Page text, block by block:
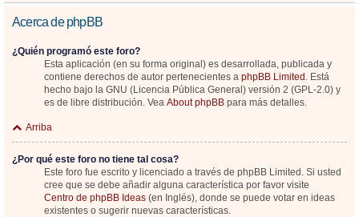
Acerca de phpBB
¿Quién programó este foro?
Esta aplicación (en su forma original) es desarrollada, publicada y
contiene derechos de autor pertenecientes a phpBB Limited . Está
hecho bajo la GNU (Licencia Pública General) versión 2 (GPL-2.0) y
es de libre distribución. Vea About phpBB para más detalles.
Arriba
¿Por qué este foro no tiene tal cosa?
Este foro fue escrito y licenciado a través de phpBB Limited. Si usted
cree que se debe añadir alguna característica por favor visite
Centro de phpBB Ideas (en Inglés), donde se puede votar en ideas
existentes o sugerir nuevas características.